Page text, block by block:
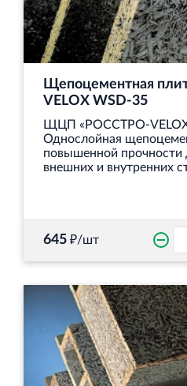
Щепоцементная
VELOX WSD‐35
ЩЦП «РОССТРО-
Однослойная
повышенной прочности
внешних и внутренних
645 ₽/шт